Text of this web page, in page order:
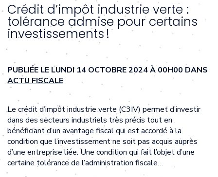
Crédit d’impôt industrie verte :
tolérance admise pour certains
investissements !
PUBLIÉE LE LUNDI 14 OCTOBRE 2024 À 00H00 DANS
ACTU FISCALE
Le crédit d’impôt industrie verte (C3IV) permet d’investir
dans des secteurs industriels très précis tout en
bénéficiant d’un avantage fiscal qui est accordé à la
condition que l’investissement ne soit pas acquis auprès
d’une entreprise liée. Une condition qui fait l’objet d’une
certaine tolérance de l’administration fiscale…